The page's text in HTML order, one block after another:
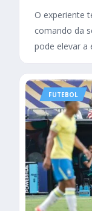
O experiente
comando da
pode elevar a
FUTEBOL